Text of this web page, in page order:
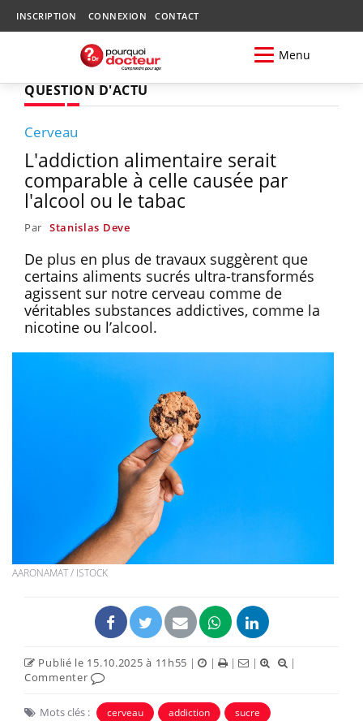
INSCRIPTION CONNEXION CONTACT
Menu
QUESTION D'ACTU
Cerveau
L'addiction alimentaire serait
comparable à celle causée par
l'alcool ou le tabac
Par Stanislas Deve
De plus en plus de travaux suggèrent que
certains aliments sucrés ultra-transformés
agissent sur notre cerveau comme de
véritables substances addictives, comme la
nicotine ou l’alcool.
AARONAMAT / ISTOCK
Publié le 15.10.2025 à 11h55 | | | |
|
Commenter
Mots clés : cerveau addiction sucre